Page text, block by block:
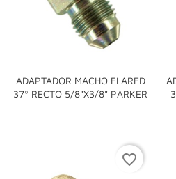
ADAPTADOR MACHO FLARED
37º RECTO 5/8"x3/8" PARKER
favorite_border